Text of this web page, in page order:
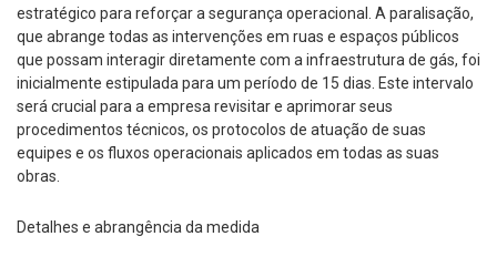
estratégico para reforçar a segurança operacional. A paralisação,
que abrange todas as intervenções em ruas e espaços públicos
que possam interagir diretamente com a infraestrutura de gás, foi
inicialmente estipulada para um período de 15 dias. Este intervalo
será crucial para a empresa revisitar e aprimorar seus
procedimentos técnicos, os protocolos de atuação de suas
equipes e os fluxos operacionais aplicados em todas as suas
obras.
Detalhes e abrangência da medida